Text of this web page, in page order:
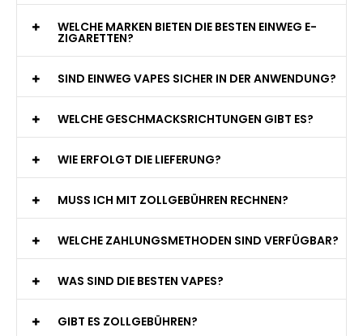
WELCHE MARKEN BIETEN DIE BESTEN EINWEG E-
ZIGARETTEN?
SIND EINWEG VAPES SICHER IN DER ANWENDUNG?
WELCHE GESCHMACKSRICHTUNGEN GIBT ES?
WIE ERFOLGT DIE LIEFERUNG?
MUSS ICH MIT ZOLLGEBÜHREN RECHNEN?
WELCHE ZAHLUNGSMETHODEN SIND VERFÜGBAR?
WAS SIND DIE BESTEN VAPES?
GIBT ES ZOLLGEBÜHREN?